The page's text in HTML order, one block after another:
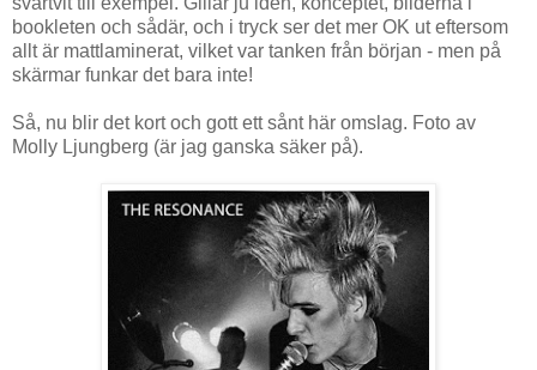
bookleten och sådär, och i tryck ser det mer OK ut eftersom
allt är mattlaminerat, vilket var tanken från början - men på
skärmar funkar det bara inte!
Så, nu blir det kort och gott ett sånt här omslag. Foto av
Molly Ljungberg (är jag ganska säker på).